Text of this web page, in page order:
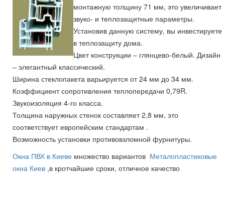
монтажную толщину 71 мм, это увеличивает
звуко- и теплозащитные параметры.
Установив данную систему, вы инвестируете
в теплозащиту дома.
Цвет конструкции – глянцево-белый. Дизайн
– элегантный классический.
Ширина стеклопакета варьируется от 24 мм до 34 мм.
Коэффициент сопротивления теплопередачи 0,79R.
Звукоизоляция 4-го класса.
Толщина наружных стенок составляет 2,8 мм, это
соответствует европейским стандартам .
Возможность установки противовзломной фурнитуры.
Окна ПВХ в Киеве множество вариантов Металопластиковые
окна Киев ,в кротчайшие сроки, отличное качество